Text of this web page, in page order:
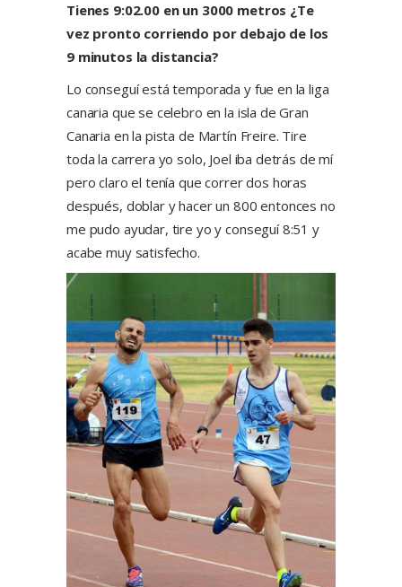
Tienes 9:02.00 en un 3000 metros ¿Te
vez pronto corriendo por debajo de los
9 minutos la distancia?
Lo conseguí está temporada y fue en la liga
canaria que se celebro en la isla de Gran
Canaria en la pista de Martín Freire. Tire
toda la carrera yo solo, Joel iba detrás de mí
pero claro el tenía que correr dos horas
después, doblar y hacer un 800 entonces no
me pudo ayudar, tire yo y conseguí 8:51 y
acabe muy satisfecho.